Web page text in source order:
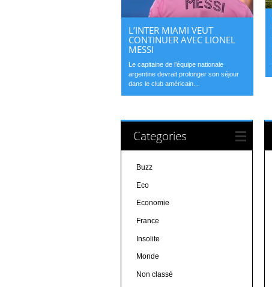
L’INTER MIAMI VEUT
CONTINUER AVEC LIONEL
MESSI
Le capitaine de l’équipe nationale
argentine devrait prolonger son séjour
dans le club américain...
Categories
Buzz
Eco
Economie
France
Insolite
Monde
Non classé